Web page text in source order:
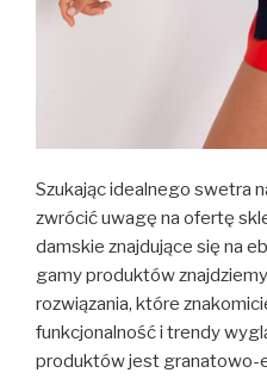
Szukając idealnego swetra
zwrócić uwagę na ofertę
damskie znajdujące się na
gamy produktów
rozwiązania, które
funkcjonalność i trendy
produktów jest granatowo-